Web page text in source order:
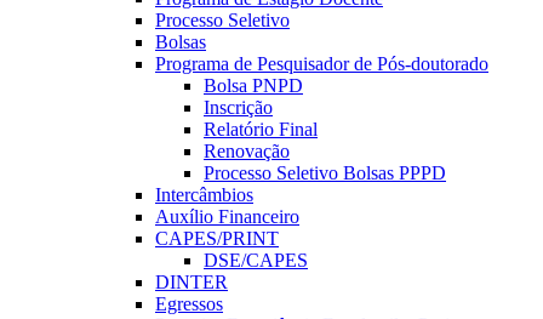
Processo Seletivo
Bolsas
Programa de Pesquisador de Pós-doutorado
Bolsa PNPD
Inscrição
Relatório Final
Renovação
Processo Seletivo Bolsas PPPD
Intercâmbios
Auxílio Financeiro
CAPES/PRINT
DSE/CAPES
DINTER
Egressos